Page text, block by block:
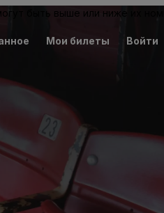
быть выше или ниже их
Мои билеты Войти